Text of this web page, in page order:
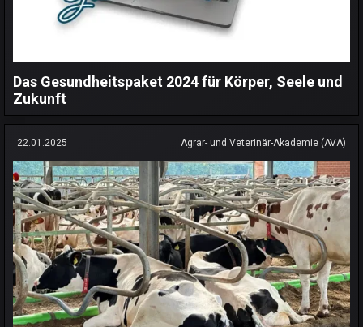
Das Gesundheitspaket 2024 für Körper, Seele und
Zukunft
22.01.2025 Agrar- und Veterinär-Akademie (AVA)